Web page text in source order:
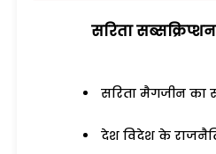
सरिता
सरिता मैगजीन का
देश विदेश के